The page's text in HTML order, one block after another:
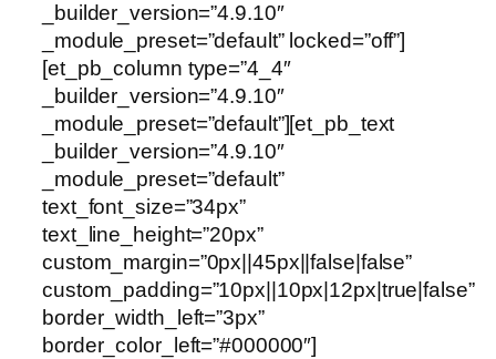
_builder_version=”4.9.10″
_module_preset=”default” locked=”off”]
[et_pb_column type=”4_4″
_builder_version=”4.9.10″
_module_preset=”default”][et_pb_text
_builder_version=”4.9.10″
_module_preset=”default”
text_font_size=”34px”
text_line_height=”20px”
custom_margin=”0px||45px||false|false”
custom_padding=”10px||10px|12px|true|false”
border_width_left=”3px”
border_color_left=”#000000″]